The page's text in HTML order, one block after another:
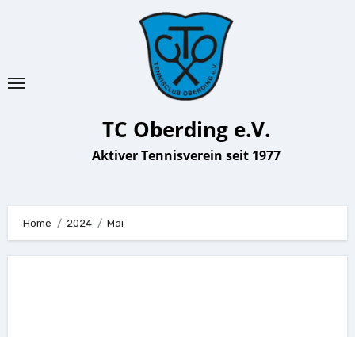
TC Oberding e.V.
Aktiver Tennisverein seit 1977
Home 2024 Mai